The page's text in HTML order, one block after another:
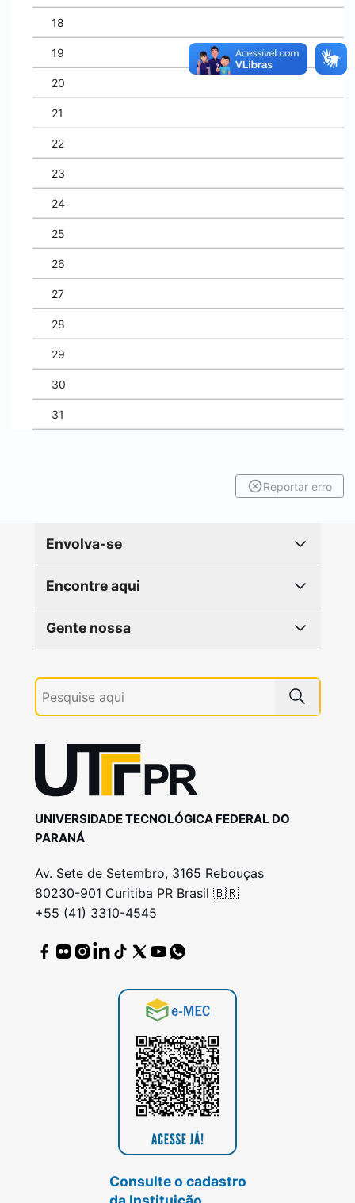
18
19
20
21
22
23
24
25
26
27
28
29
30
31
Reportar erro
Envolva-se
Encontre aqui
Gente nossa
UNIVERSIDADE TECNOLÓGICA FEDERAL DO
PARANÁ
Av. Sete de Setembro, 3165 Rebouças
80230-901 Curitiba PR Brasil 🇧🇷
+55 (41) 3310-4545
Consulte o cadastro